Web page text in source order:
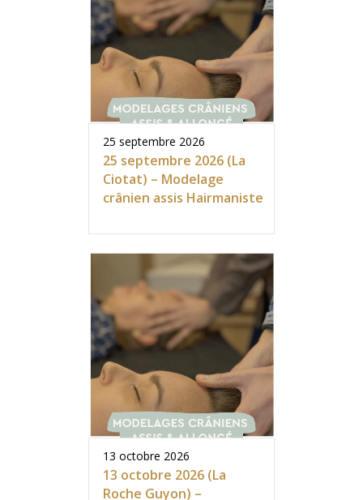
25 septembre 2026
25 septembre 2026 (La
Ciotat) – Modelage
crânien assis Hairmaniste
13 octobre 2026
13 octobre 2026 (La
Roche Guyon) –